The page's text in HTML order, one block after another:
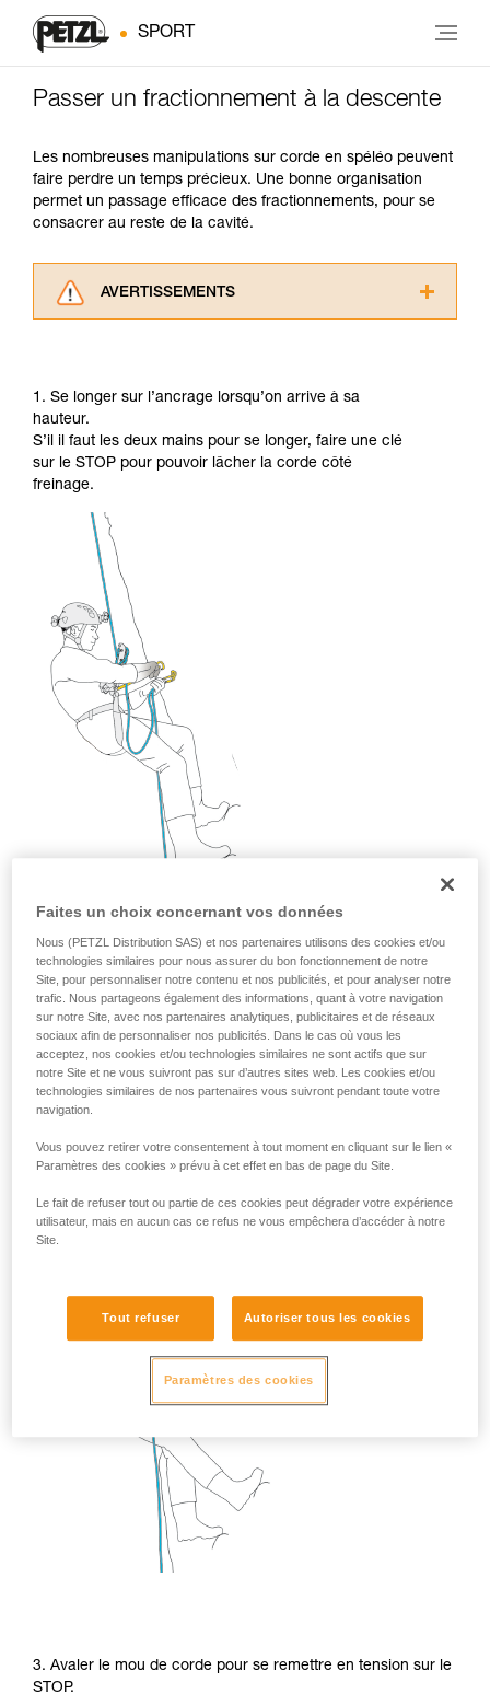
SPORT
Passer un fractionnement à la descente
Les nombreuses manipulations sur corde en spéléo peuvent
faire perdre un temps précieux. Une bonne organisation
permet un passage efficace des fractionnements, pour se
consacrer au reste de la cavité.
AVERTISSEMENTS
informations de la notice technique pour
d’informations.
Maîtriser ces techniques nécessite une
la manipulation, seul, en toute sécurité, avant
de la reproduire en autonomie.
Nous donnons des exemples de techniques
liées à votre activité. Il peut en exister d’autres
que nous ne décrivons pas ici.
1. Se longer sur l’ancrage lorsqu’on arrive à sa
hauteur.
S’il il faut les deux mains pour se longer, faire une clé
sur le STOP pour pouvoir lâcher la corde côté
freinage.
2. Descendre encore pour transférer son poids sur la
longe.
Libérer le STOP et le replacer sur la corde en dessous
du fractionnement.
3. Avaler le mou de corde pour se remettre en tension sur le
STOP.
Faites un choix concernant vos données
Nous (PETZL Distribution SAS) et nos partenaires utilisons des cookies et/ou
technologies similaires pour nous assurer du bon fonctionnement de notre
Site, pour personnaliser notre contenu et nos publicités, et pour analyser notre
trafic. Nous partageons également des informations, quant à votre navigation
sur notre Site, avec nos partenaires analytiques, publicitaires et de réseaux
sociaux afin de personnaliser nos publicités. Dans le cas où vous les
acceptez, nos cookies et/ou technologies similaires ne sont actifs que sur
notre Site et ne vous suivront pas sur d’autres sites web. Les cookies et/ou
technologies similaires de nos partenaires vous suivront pendant toute votre
navigation.
Vous pouvez retirer votre consentement à tout moment en cliquant sur le lien «
Paramètres des cookies » prévu à cet effet en bas de page du Site.
Le fait de refuser tout ou partie de ces cookies peut dégrader votre expérience
utilisateur, mais en aucun cas ce refus ne vous empêchera d’accéder à notre
Site.
Tout refuser Autoriser tous les cookies
Paramètres des cookies